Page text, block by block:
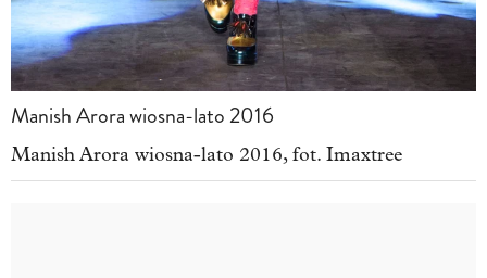
Manish Arora wiosna-lato 2016
Manish Arora wiosna-lato 2016, fot. Imaxtree